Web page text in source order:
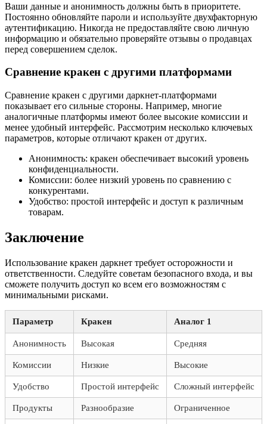
Ваши данные и анонимность должны быть в приоритете.
Постоянно обновляйте пароли и используйте двухфакторную
аутентификацию. Никогда не предоставляйте свою личную
информацию и обязательно проверяйте отзывы о продавцах
перед совершением сделок.
Сравнение кракен с другими платформами
Сравнение кракен с другими даркнет-платформами
показывает его сильные стороны. Например, многие
аналогичные платформы имеют более высокие комиссии и
менее удобный интерфейс. Рассмотрим несколько ключевых
параметров, которые отличают кракен от других.
Анонимность: кракен обеспечивает высокий уровень
конфиденциальности.
Комиссии: более низкий уровень по сравнению с
конкурентами.
Удобство: простой интерфейс и доступ к различным
товарам.
Заключение
Использование кракен даркнет требует осторожности и
ответственности. Следуйте советам безопасного входа, и вы
сможете получить доступ ко всем его возможностям с
минимальными рисками.
Параметр Кракен Аналог 1
Анонимность Высокая Средняя
Комиссии Низкие Высокие
Удобство Простой интерфейс Сложный интерфейс
Продукты Разнообразие Ограниченное